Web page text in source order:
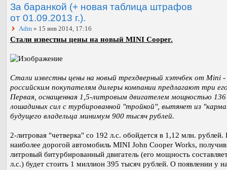
За баранкой (+ новая таблица штрафов
от 01.09.2013 г.).
Adm » 15 янв 2014, 17:16
Стали известны цены на новый MINI Cooper.
Стали известны цены на новый трехдверный хэтчбек от Mini -
российским покупателям дилеры компании предлагают три
Первая, оснащенная 1,5-литровым двигателем мощностью 136
лошадиных сил с турбированной "тройкой", вытянет из
будущего владельца минимум 900 тысяч рублей.
2-литровая "четверка" со 192 л.с. обойдется в 1,12 млн. рублей.
наиболее дорогой автомобиль MINI John Cooper Works,
литровый битурбированный двигатель (его мощность
л.с.) будет стоить 1 миллион 395 тысяч рублей. О появлении у